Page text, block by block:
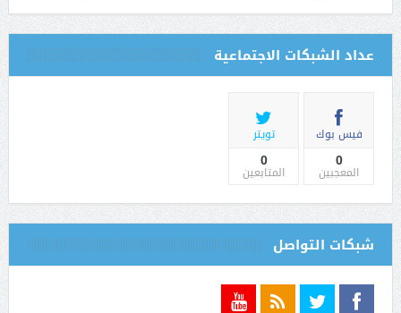
عداد الشبكات الاجتماعية
فيس بوك
0
المعجبين
تويتر
0
المتابعين
شبكات التواصل